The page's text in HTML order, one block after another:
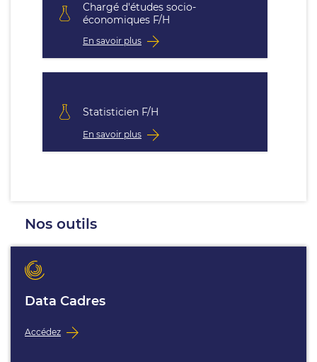
Chargé d'études socio-
économiques F/H
En savoir plus
Statisticien F/H
En savoir plus
Nos outils
Data Cadres
Accédez